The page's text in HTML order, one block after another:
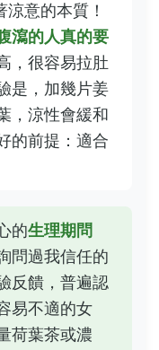
意的本質！
瀉的人真的要
，很容易拉肚
是，加幾片姜
，涼性會緩和
的前提：適合
的生理期問
問過我信任的
反饋，普遍認
易不適的女
荷葉茶或濃